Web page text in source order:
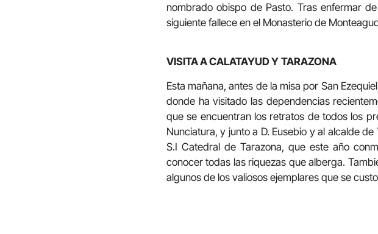
nombrado obispo de Pasto. Tras enfermar
siguiente fallece en el Monasterio de
VISITA A CALATAYUD Y TARAZONA
Esta mañana, antes de la misa por San
donde ha visitado las dependencias
que se encuentran los retratos de todos los
Nunciatura, y junto a D. Eusebio y al alcalde
S.I Catedral de Tarazona, que este año
conocer todas las riquezas que alberga.
algunos de los valiosos ejemplares que se